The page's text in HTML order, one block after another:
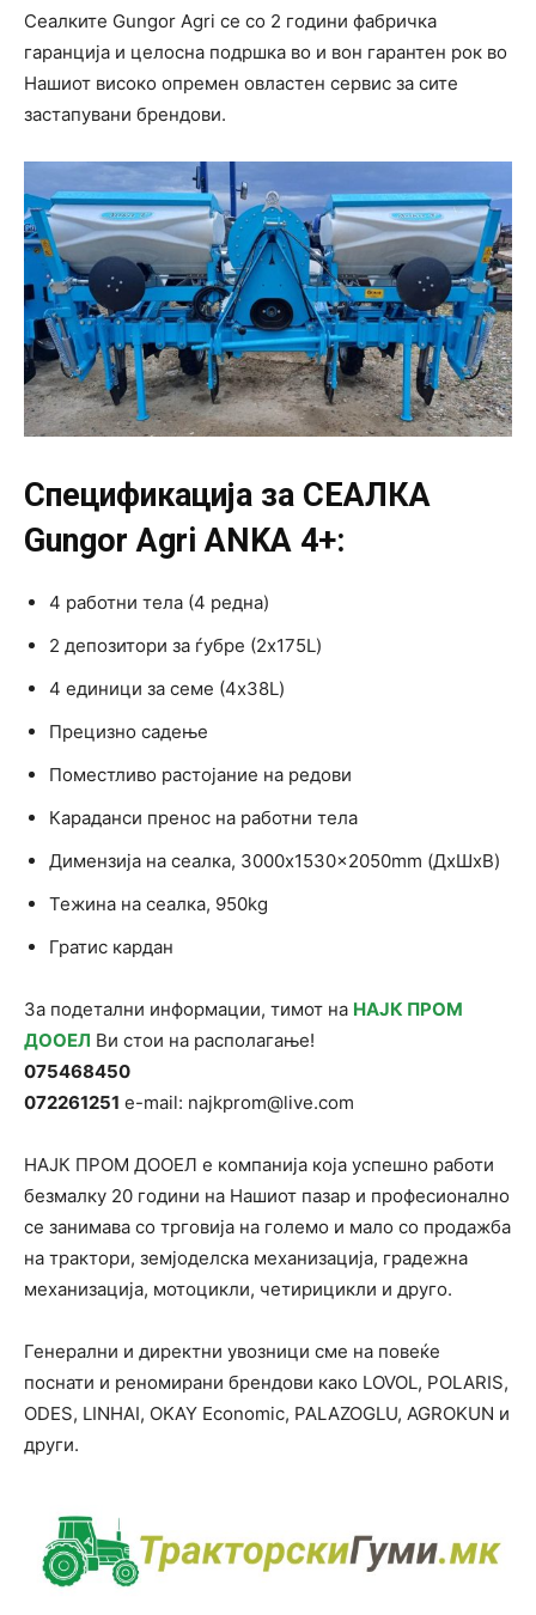
Сеалките Gungor Agri се со 2 години фабричка
гаранција и целосна подршка во и вон гарантен рок во
Нашиот високо опремен овластен сервис за сите
застапувани брендови.
Спецификација за СЕАЛКА
Gungor Agri ANKA 4+:
4 работни тела (4 редна)
2 депозитори за ѓубре (2x175L)
4 единици за семе (4x38L)
Прецизно садење
Поместливо растојание на редови
Караданси пренос на работни тела
Димензија на сеалка, 3000x1530x2050mm (ДxШxВ)
Тежина на сеалка, 950kg
Гратис кардан
За подетални информации, тимот на НАЈК ПРОМ
ДООЕЛ Ви стои на располагање!
075468450
072261251 e-mail: najkprom@live.com
НАЈК ПРОМ ДООЕЛ е компанија која успешно работи
безмалку 20 години на Нашиот пазар и професионално
се занимава со трговија на големо и мало со продажба
на трактори, земјоделска механизација, градежна
механизација, мотоцикли, четирицикли и друго.
Генерални и директни увозници сме на повеќе
поснати и реномирани брендови како LOVOL, POLARIS,
ODES, LINHAI, OKAY Economic, PALAZOGLU, AGROKUN и
други.